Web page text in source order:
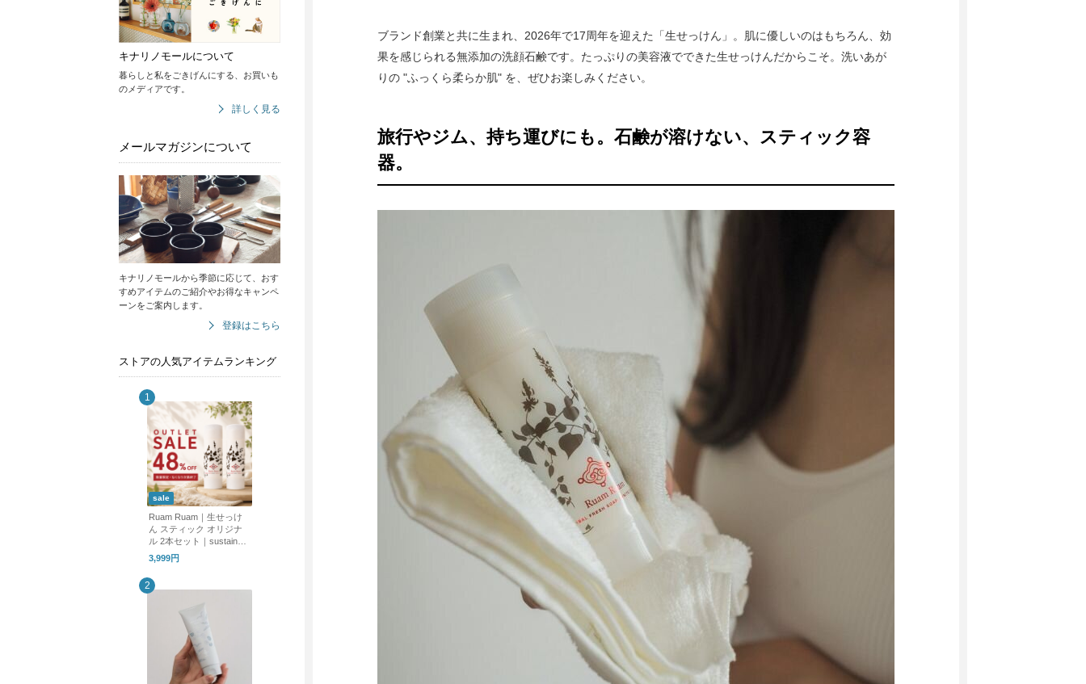
キナリノモールについて
暮らしと私をごきげんにする、お買いも
のメディアです。
詳しく見る
メールマガジンについて
キナリノモールから季節に応じて、おす
すめアイテムのご紹介やお得なキャンペ
ーンをご案内します。
登録はこちら
ストアの人気アイテムランキング
sale
Ruam Ruam｜生せっけ
ん スティック オリジナ
ル 2本セット｜sustainabl
e outlet
3,999円
ブランド創業と共に生まれ、2026年で17周年を迎えた「生せっけん」。肌に優しいのはもちろん、効
果を感じられる無添加の洗顔石鹸です。たっぷりの美容液でできた生せっけんだからこそ。洗いあが
りの "ふっくら柔らか肌" を、ぜひお楽しみください。
旅行やジム、持ち運びにも。石鹸が溶けない、スティック容
器。